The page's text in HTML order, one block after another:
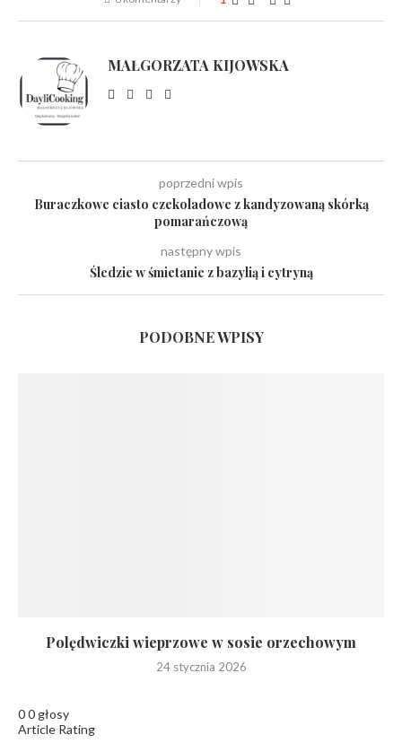
MAŁGORZATA KIJOWSKA
poprzedni wpis
Buraczkowe ciasto czekoladowe z kandyzowaną skórką
pomarańczową
następny wpis
Śledzie w śmietanie z bazylią i cytryną
PODOBNE WPISY
Polędwiczki wieprzowe w sosie orzechowym
24 stycznia 2026
00 głosy
Article Rating